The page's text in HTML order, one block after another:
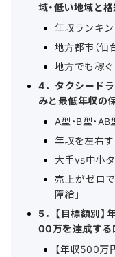
域・低い地域と
年収ランキン
地方都市（仙
地方でも稼ぐ
4．タクシードラ
みと最低年収の
A型・B型・
年収を左右す
大手vs中小
売上がゼロ
障給」
5．【目標額別
00万を達成する
【年収500万